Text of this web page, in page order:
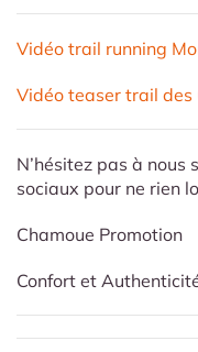
Vidéo trail running
Vidéo teaser trail des
N’hésitez pas à nous
sociaux pour ne rien
Chamoue Promotion
Confort et